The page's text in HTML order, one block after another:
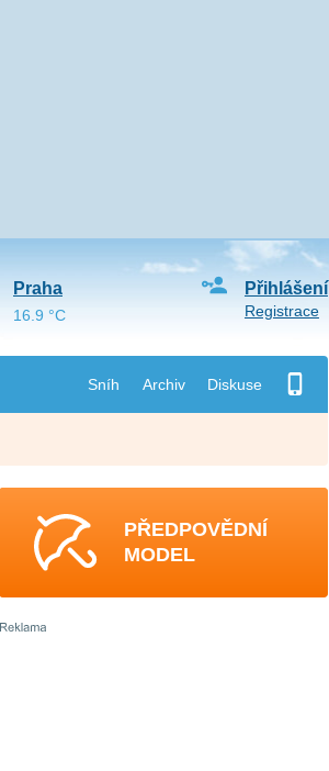
Sníh Archiv Diskuse
Přihlášení
Registrace
Praha
16.9 °C
PŘEDPOVĚDNÍ
MODEL